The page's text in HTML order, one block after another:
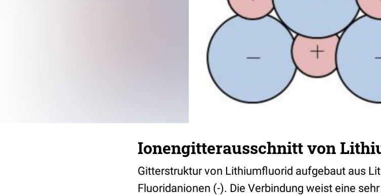
Ionengitterausschnitt von
Gitterstruktur von Lithiumfluorid aufgebaut aus
Fluoridanionen (-). Die Verbindung weist eine